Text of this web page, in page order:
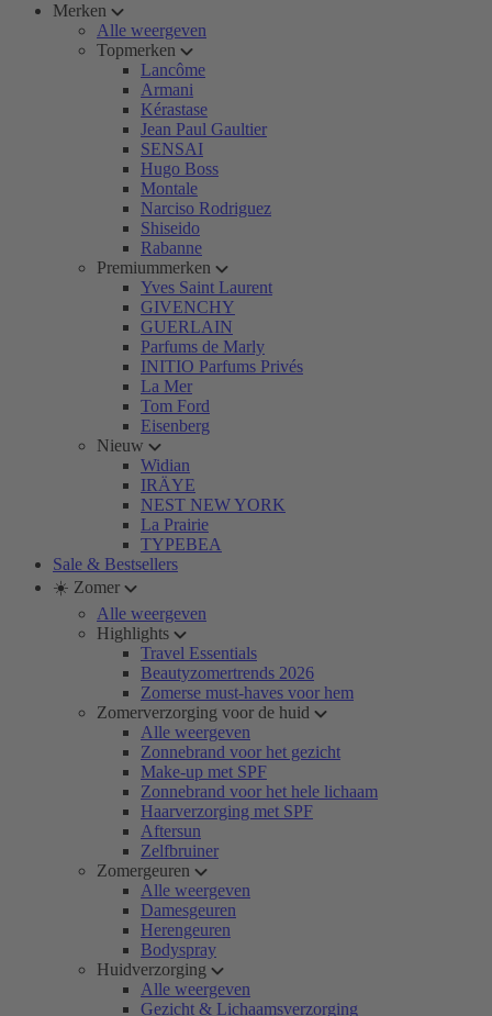
Merken
Alle weergeven
Topmerken
Lancôme
Armani
Kérastase
Jean Paul Gaultier
SENSAI
Hugo Boss
Montale
Narciso Rodriguez
Shiseido
Rabanne
Premiummerken
Yves Saint Laurent
GIVENCHY
GUERLAIN
Parfums de Marly
INITIO Parfums Privés
La Mer
Tom Ford
Eisenberg
Nieuw
Widian
IRÄYE
NEST NEW YORK
La Prairie
TYPEBEA
Sale & Bestsellers
☀️ Zomer
Alle weergeven
Highlights
Travel Essentials
Beautyzomertrends 2026
Zomerse must-haves voor hem
Zomerverzorging voor de huid
Alle weergeven
Zonnebrand voor het gezicht
Make-up met SPF
Zonnebrand voor het hele lichaam
Haarverzorging met SPF
Aftersun
Zelfbruiner
Zomergeuren
Alle weergeven
Damesgeuren
Herengeuren
Bodyspray
Huidverzorging
Alle weergeven
Gezicht & Lichaamsverzorging